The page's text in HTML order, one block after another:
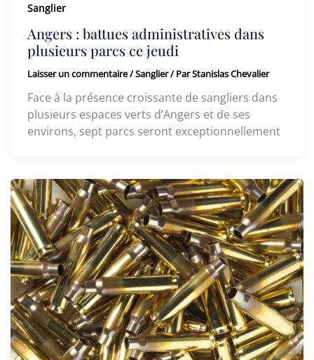
Sanglier
Angers : battues administratives dans
plusieurs parcs ce jeudi
Laisser un commentaire/Sanglier/ ParStanislas Chevalier
Face à la présence croissante de sangliers dans
plusieurs espaces verts d’Angers et de ses
environs, sept parcs seront exceptionnellement